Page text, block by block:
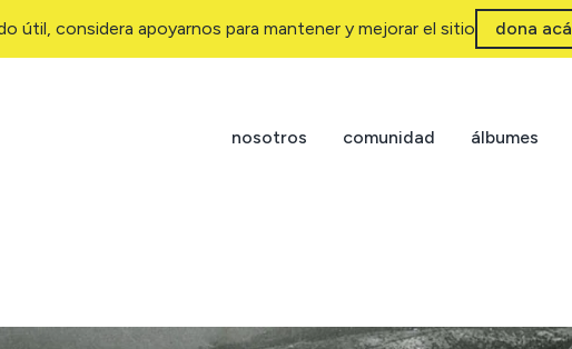
útil, considera apoyarnos para mantener y mejorar el sitio dona acá
nosotros comunidad álbumes